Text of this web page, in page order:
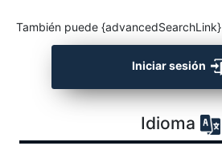
También puede
Iniciar sesión
Idioma